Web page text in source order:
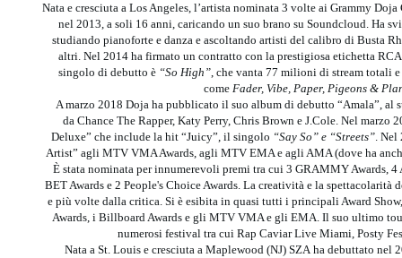
Nata e cresciuta a Los Angeles, l’artista nominata 3 volte ai Grammy
nel 2013, a soli 16 anni, caricando un suo brano su Soundcloud. Ha
studiando pianoforte e danza e ascoltando artisti del calibro di Busta
altri. Nel 2014 ha firmato un contratto con la prestigiosa etichetta
singolo di debutto è “So High”, che vanta 77 milioni di stream totali
comeFader, Vibe, Paper, Pigeons &
A marzo 2018 Doja ha pubblicato il suo album di debutto “Amala”,
da Chance The Rapper, Katy Perry, Chris Brown e J.Cole. Nel
Deluxe” che include la hit “Juicy”, il singolo “Say So” e “Streets”. Nel
Artist” agli MTV VMA Awards, agli MTV EMA e agli AMA (dove ha
È stata nominata per innumerevoli premi tra cui 3 GRAMMY Awards,
BET Awards e 2 People's Choice Awards. La creatività e la
e più volte dalla critica. Si è esibita in quasi tutti i principali Award
Awards, i Billboard Awards e gli MTV VMA e gli EMA. Il suo ultimo
numerosi festival tra cui Rap Caviar Live Miami, Posty
Nata a St. Louis e cresciuta a Maplewood (NJ) SZA ha debuttato